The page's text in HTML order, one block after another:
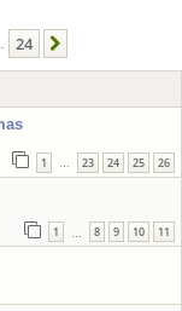
24
1 … 23 24 25 26
1 8 9 10 11